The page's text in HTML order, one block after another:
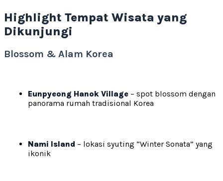
Highlight Tempat Wisata yang
Dikunjungi
Blossom & Alam Korea
Eunpyeong Hanok Village – spot blossom dengan
panorama rumah tradisional Korea
Nami Island – lokasi syuting “Winter Sonata” yang
ikonik